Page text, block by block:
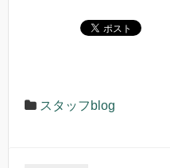
スタッフblog